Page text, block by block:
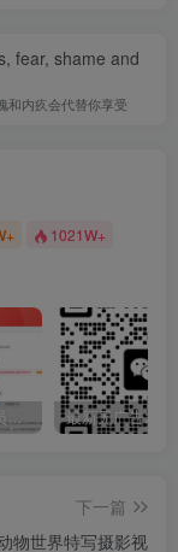
fear, shame and
和内疚会代替你享受
1021W+
开通百盟网VIP会员，尊享全站资源免费下载，享70%的推广提成！！【限时五折优惠】
下一篇
物世界特写摄影视